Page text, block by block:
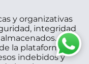
y organizativas
integridad
la plataforma
indebidos y